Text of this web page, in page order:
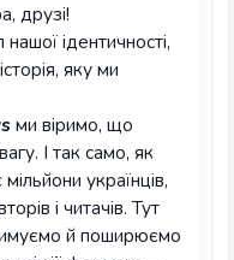
друзі!
ідентичності,
яку ми
ми віримо, що
І так само, як
українців,
і читачів. Тут
й поширюємо